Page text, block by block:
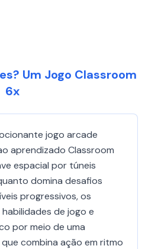
Um Jogo Classroom
6x
jogo arcade
aprendizado Classroom
espacial por túneis
domina desafios
progressivos, os
de jogo e
por meio de uma
combina ação em ritmo